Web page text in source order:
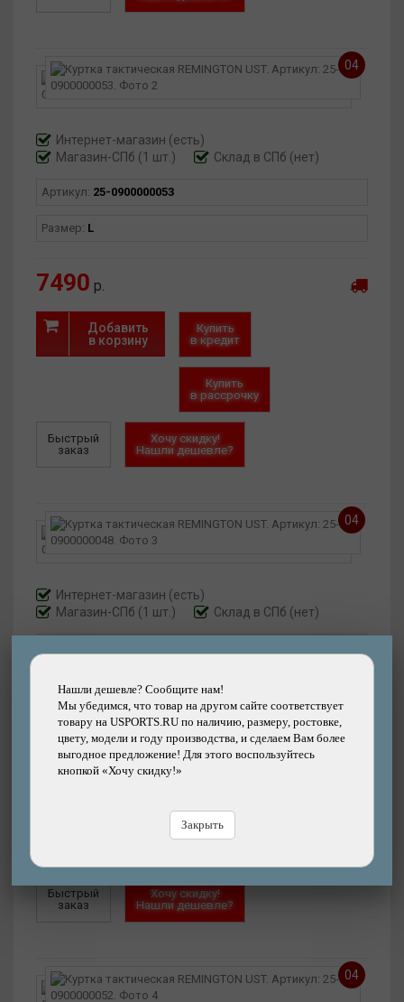
Нашли дешевле? Сообщите нам!
Мы убедимся, что товар на другом сайте соответствует
товару на USPORTS.RU по наличию, размеру, ростовке,
цвету, модели и году производства, и сделаем Вам более
выгодное предложение! Для этого воспользуйтесь
кнопкой «Хочу скидку!»
Закрыть
04
Интернет-магазин (есть)
Магазин-СПб (1 шт.)
Склад в СПб (нет)
Артикул: 25-0900000053
Размер: L
7490 р.
Добавить
в корзину
Купить
в кредит
Купить
в рассрочку
Быстрый
заказ
Хочу скидку!
Нашли дешевле?
04
Интернет-магазин (есть)
Магазин-СПб (1 шт.)
Склад в СПб (нет)
Размер:
7490р.
Купить
Быстрый
заказ
Хочу скидку!
Нашли дешевле?
04